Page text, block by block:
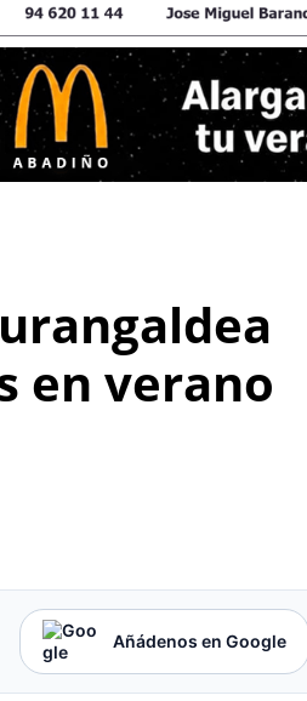
en verano
Añádenos en Google